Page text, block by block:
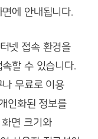
에 안내됩니다.
넷 접속 환경을
할 수 있습니다.
무료로 이용
인화된 정보를
면 크기와